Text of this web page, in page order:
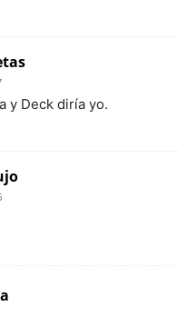
y Deck diría yo.